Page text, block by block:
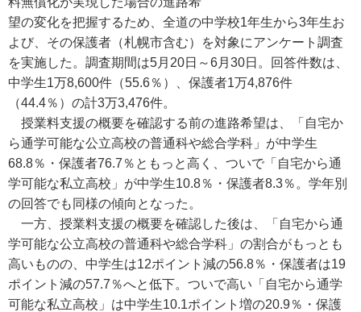
望の変化を把握するため、全道の中学校1年生から3年生お
よび、その保護者（札幌市含む）を対象にアンケート調査
を実施した。調査期間は5月20日～6月30日。回答件数は、
中学生1万8,600件（55.6％）、保護者1万4,876件
（44.4％）の計3万3,476件。
授業料支援の概要を確認する前の進路希望は、「自宅か
ら通学可能な公立高校の普通科や総合学科」が中学生
68.8％・保護者76.7％ともっと高く、ついで「自宅から通
学可能な私立高校」が中学生10.8％・保護者8.3％。学年別
の回答でも同様の傾向となった。
一方、授業料支援の概要を確認した後は、「自宅から通
学可能な公立高校の普通科や総合学科」の割合がもっとも
高いものの、中学生は12ポイント減の56.8％・保護者は19
ポイント減の57.7％へと低下。ついで高い「自宅から通学
可能な私立高校」は中学生10.1ポイント増の20.9％・保護